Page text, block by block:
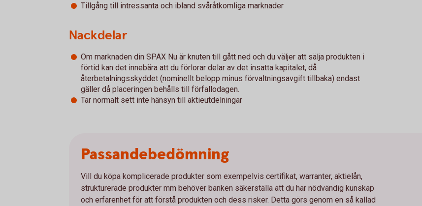
Tillgång till intressanta och ibland svåråtkomliga marknader
Nackdelar
Om marknaden din SPAX Nu är knuten till gått ned och du väljer att sälja produkten i
förtid kan det innebära att du förlorar delar av det insatta kapitalet, då
återbetalningsskyddet (nominellt belopp minus förvaltningsavgift tillbaka) endast
gäller då placeringen behålls till förfallodagen.
Tar normalt sett inte hänsyn till aktieutdelningar
Passandebedömning
Vill du köpa komplicerade produkter som exempelvis certifikat, warranter, aktielån,
strukturerade produkter mm behöver banken säkerställa att du har nödvändig kunskap
och erfarenhet för att förstå produkten och dess risker. Detta görs genom en så kallad